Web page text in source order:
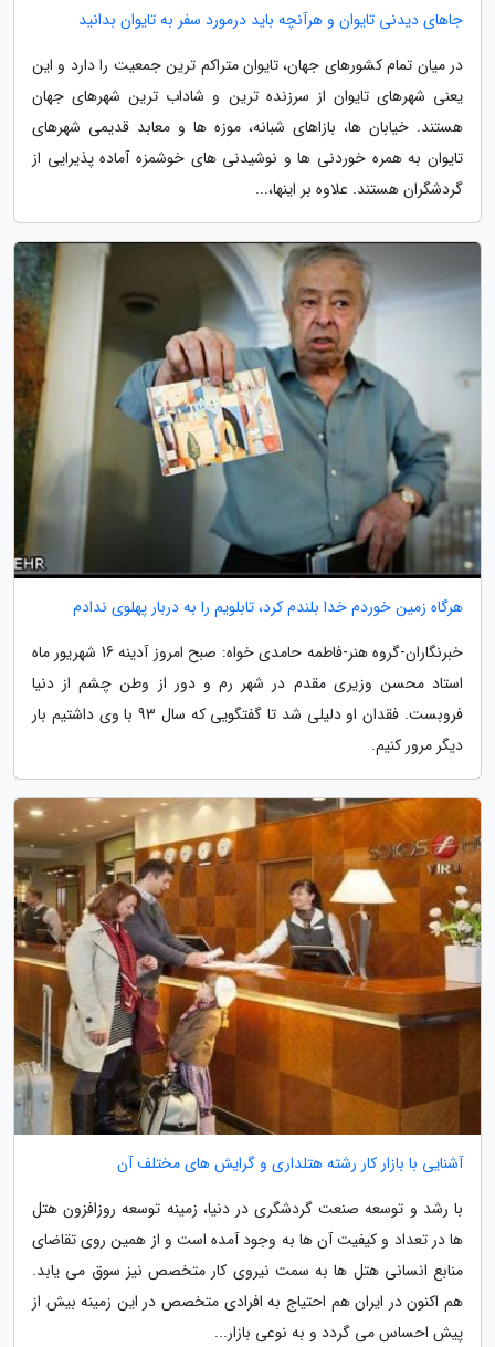
جاهای دیدنی تایوان و هرآنچه باید درمورد سفر به تایوان بدانید
در میان تمام کشورهای جهان، تایوان متراکم ترین جمعیت را دارد و این
یعنی شهرهای تایوان از سرزنده ترین و شاداب ترین شهرهای جهان
هستند. خیابان ها، بازاهای شبانه، موزه ها و معابد قدیمی شهرهای
تایوان به همره خوردنی ها و نوشیدنی های خوشمزه آماده پذیرایی از
گردشگران هستند. علاوه بر اینها،...
هرگاه زمین خوردم خدا بلندم کرد، تابلویم را به دربار پهلوی ندادم
خبرنگاران-گروه هنر-فاطمه حامدی خواه: صبح امروز آدینه 16 شهریور ماه
استاد محسن وزیری مقدم در شهر رم و دور از وطن چشم از دنیا
فروبست. فقدان او دلیلی شد تا گفتگویی که سال 93 با وی داشتیم بار
دیگر مرور کنیم.
آشنایی با بازار کار رشته هتلداری و گرایش های مختلف آن
با رشد و توسعه صنعت گردشگری در دنیا، زمینه توسعه روزافزون هتل
ها در تعداد و کیفیت آن ها به وجود آمده است و از همین روی تقاضای
منابع انسانی هتل ها به سمت نیروی کار متخصص نیز سوق می یابد.
هم اکنون در ایران هم احتیاج به افرادی متخصص در این زمینه بیش از
پیش احساس می گردد و به نوعی بازار...